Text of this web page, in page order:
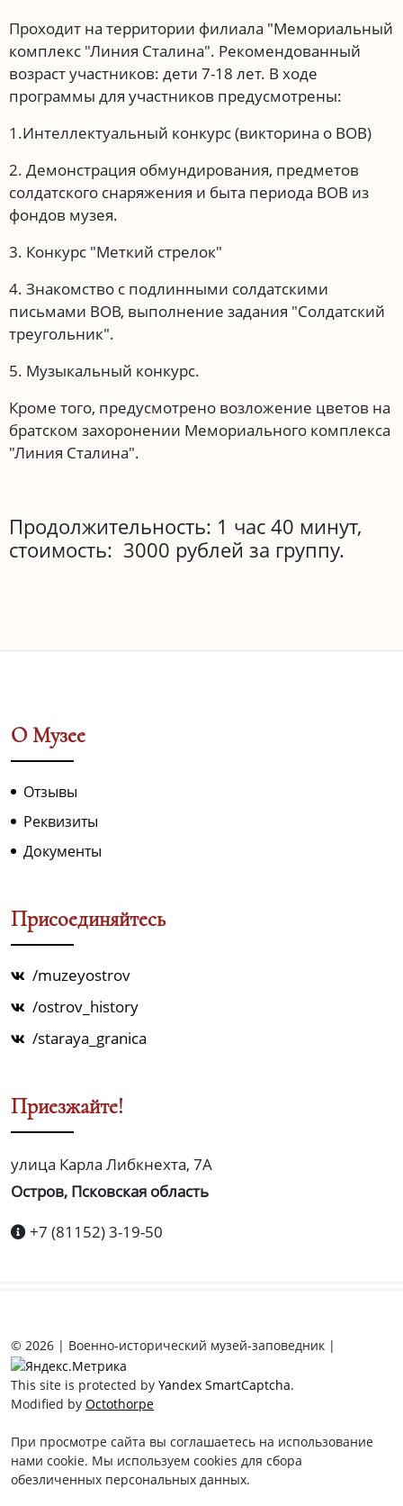
Проходит на территории филиала "Мемориальный
комплекс "Линия Сталина". Рекомендованный
возраст участников: дети 7-18 лет. В ходе
программы для участников предусмотрены:
1.Интеллектуальный конкурс (викторина о ВОВ)
2. Демонстрация обмундирования, предметов
солдатского снаряжения и быта периода ВОВ из
фондов музея.
3. Конкурс "Меткий стрелок"
4. Знакомство с подлинными солдатскими
письмами ВОВ, выполнение задания "Солдатский
треугольник".
5. Музыкальный конкурс.
Кроме того, предусмотрено возложение цветов на
братском захоронении Мемориального комплекса
"Линия Сталина".
Продолжительность: 1 час 40 минут,
стоимость: 3000 рублей за группу.
О Музее
Отзывы
Реквизиты
Документы
Присоединяйтесь
/muzeyostrov
/ostrov_history
/staraya_granica
Приезжайте!
улица Карла Либкнехта, 7А
Остров, Псковская область
+7 (81152) 3-19-50
© 2026 | Военно-исторический музей-заповедник |
This site is protected by Yandex SmartCaptcha.
Modified by Octothorpe
При просмотре сайта вы соглашаетесь на использование
нами cookie. Мы используем cookies для сбора
обезличенных персональных данных.